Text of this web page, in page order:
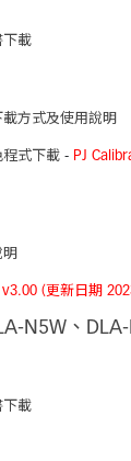
下載
方式及使用說明
程式下載 - PJ
v3.00 (更新日期
N5W、
下載